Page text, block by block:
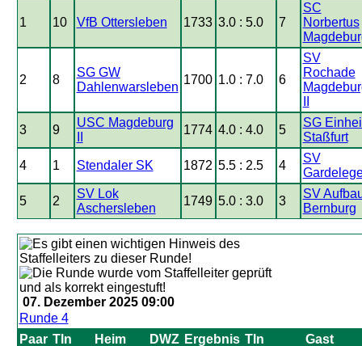
1 10 VfB Ottersleben 1733 3.0 : 5.0 7
SC
Norbertus
2 8
SG GW
Dahlenwarsleben
1700 1.0 : 7.0 6
SV
Rochade
3 9
USC Magdeburg
1774 4.0 : 4.0 5
SG
Staßfurt
4 1 Stendaler SK 1872 5.5 : 2.5 4
SV
5 2
SV Lok
Aschersleben
1749 5.0 : 3.0 3
SV
Bernburg
07. Dezember 2025 09:00
Runde 4
Paar Tln Heim DWZ Ergebnis Tln Gast